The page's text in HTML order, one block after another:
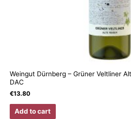
Weingut Dürnberg – Grüner Veltliner
DAC
€13.80
Add to cart